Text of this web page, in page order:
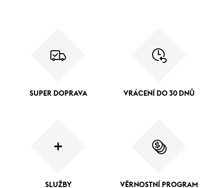
SUPER DOPRAVA VRÁCENÍ DO 30 DNŮ
SLUŽBY VĚRNOSTNÍ PROGRAM